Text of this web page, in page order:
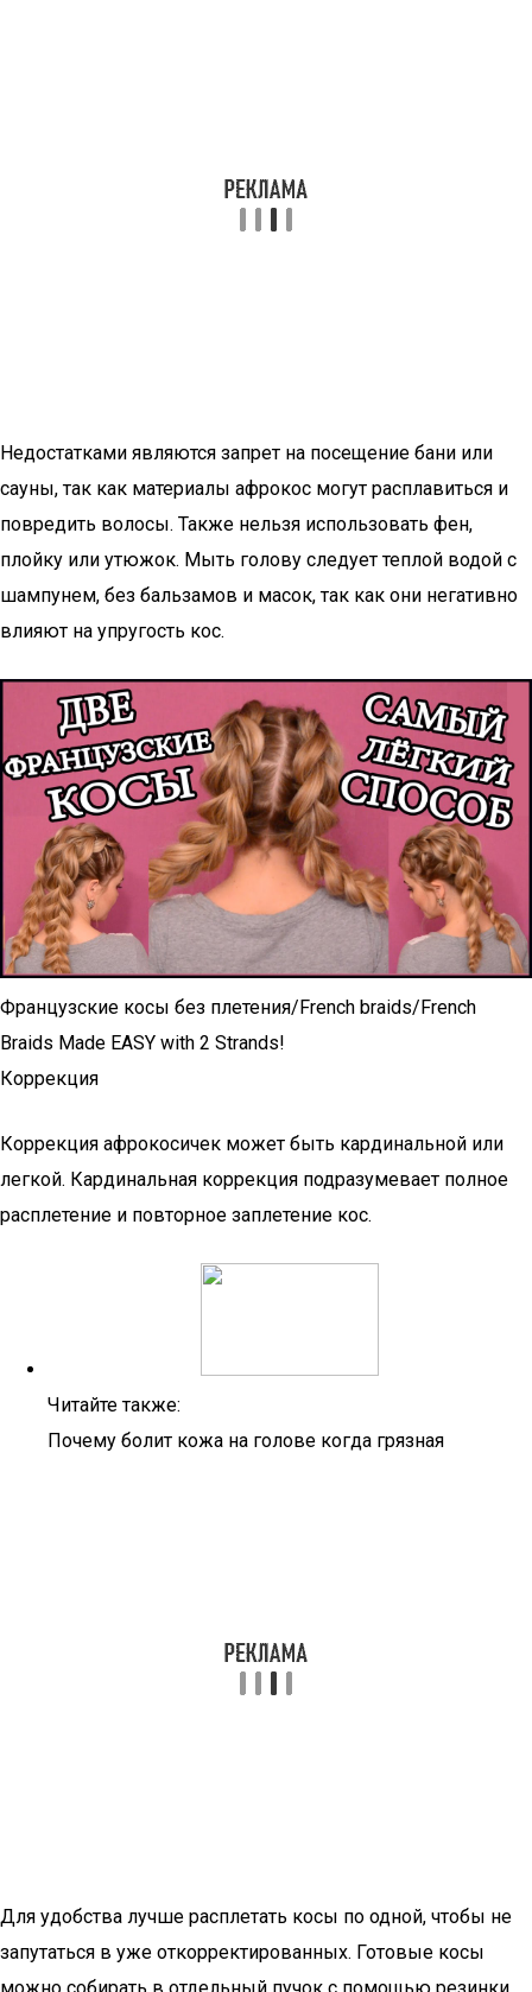
Недостатками являются запрет на посещение бани или
сауны, так как материалы афрокос могут расплавиться и
повредить волосы. Также нельзя использовать фен,
плойку или утюжок. Мыть голову следует теплой водой с
шампунем, без бальзамов и масок, так как они негативно
влияют на упругость кос.
Французские косы без плетения/French braids/French
Braids Made EASY with 2 Strands!
Коррекция
Коррекция афрокосичек может быть кардинальной или
легкой. Кардинальная коррекция подразумевает полное
расплетение и повторное заплетение кос.
Читайте также:
Почему болит кожа на голове когда грязная
Для удобства лучше расплетать косы по одной, чтобы не
запутаться в уже откорректированных. Готовые косы